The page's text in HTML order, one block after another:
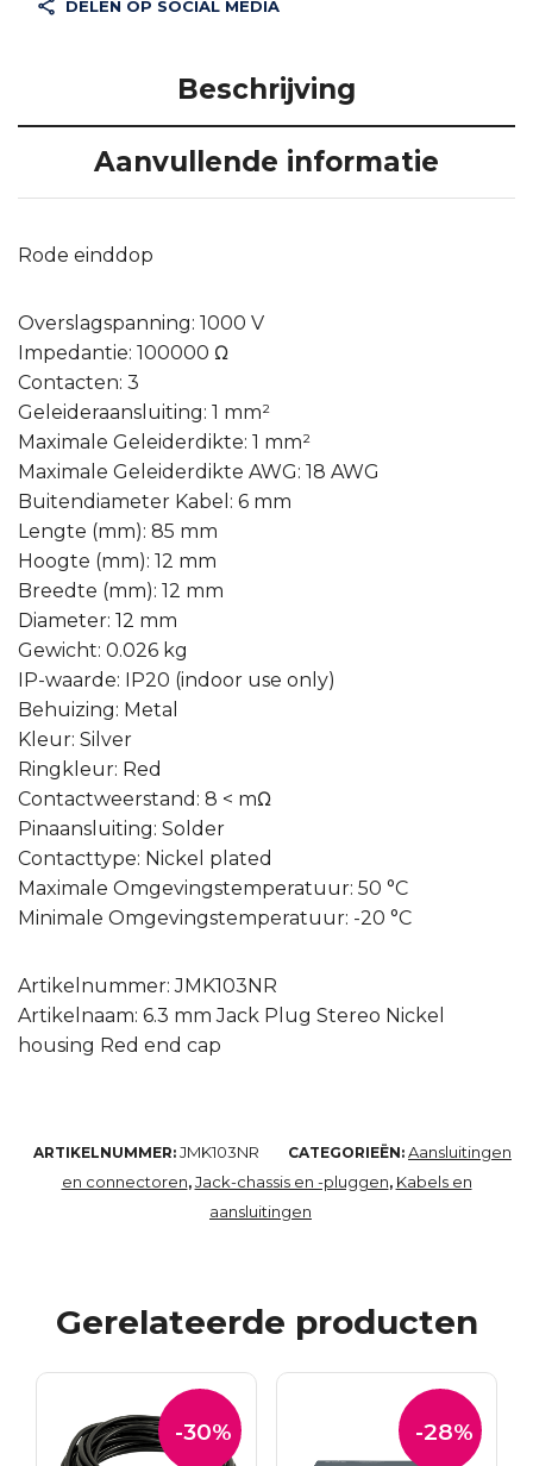
DELEN OP SOCIAL MEDIA
Beschrijving
Aanvullende informatie
Rode einddop
Overslagspanning: 1000 V
Impedantie: 100000 Ω
Contacten: 3
Geleideraansluiting: 1 mm²
Maximale Geleiderdikte: 1 mm²
Maximale Geleiderdikte AWG: 18 AWG
Buitendiameter Kabel: 6 mm
Lengte (mm): 85 mm
Hoogte (mm): 12 mm
Breedte (mm): 12 mm
Diameter: 12 mm
Gewicht: 0.026 kg
IP-waarde: IP20 (indoor use only)
Behuizing: Metal
Kleur: Silver
Ringkleur: Red
Contactweerstand: 8 < mΩ
Pinaansluiting: Solder
Contacttype: Nickel plated
Maximale Omgevingstemperatuur: 50 °C
Minimale Omgevingstemperatuur: -20 °C
Artikelnummer: JMK103NR
Artikelnaam: 6.3 mm Jack Plug Stereo Nickel
housing Red end cap
ARTIKELNUMMER: JMK103NR CATEGORIEËN: Aansluitingen
en connectoren, Jack-chassis en -pluggen, Kabels en
aansluitingen
Gerelateerde producten
-30% -28%